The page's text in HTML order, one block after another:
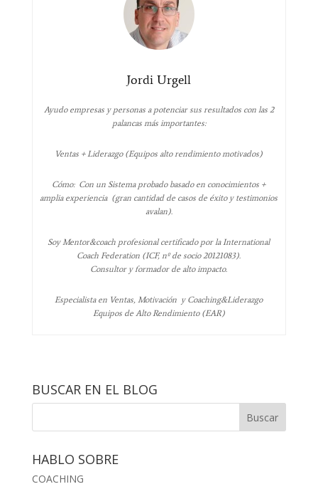
Jordi Urgell
Ayudo empresas y personas a potenciar sus resultados con las 2
palancas más importantes:
Ventas + Liderazgo (Equipos alto rendimiento motivados)
Cómo: Con un Sistema probado basado en conocimientos +
amplia experiencia (gran cantidad de casos de éxito y testimonios
avalan).
Soy Mentor&coach profesional certificado por la International
Coach Federation (ICF, nº de socio 20121083).
Consultor y formador de alto impacto.
Especialista en Ventas, Motivación y Coaching&Liderazgo
Equipos de Alto Rendimiento (EAR)
BUSCAR EN EL BLOG
HABLO SOBRE
COACHING